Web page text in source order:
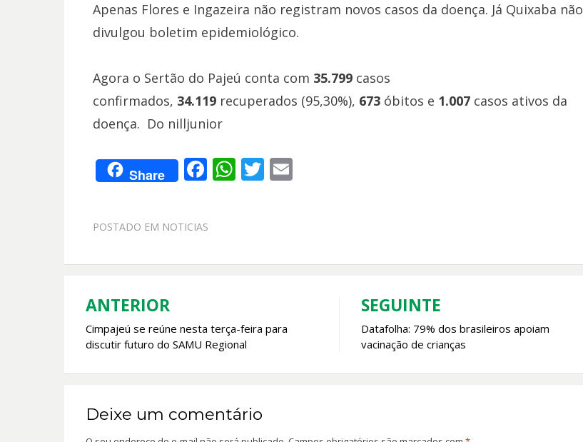
Apenas Flores e Ingazeira não registram novos casos da doença. Já Quixaba não
divulgou boletim epidemiológico.
Agora o Sertão do Pajeú conta com 35.799 casos
confirmados, 34.119recuperados (95,30%), 673 óbitos e 1.007 casos ativos da
doença. Do nilljunior
Share F
b
o
W
A
T E
POSTADO EM NOTICIAS
Navegação
de
ANTERIOR
Cimpajeú se reúne nesta terça-feira para
discutir futuro do SAMU Regional
SEGUINTE
Datafolha: 79% dos brasileiros apoiam
vacinação de crianças
Deixe um comentário